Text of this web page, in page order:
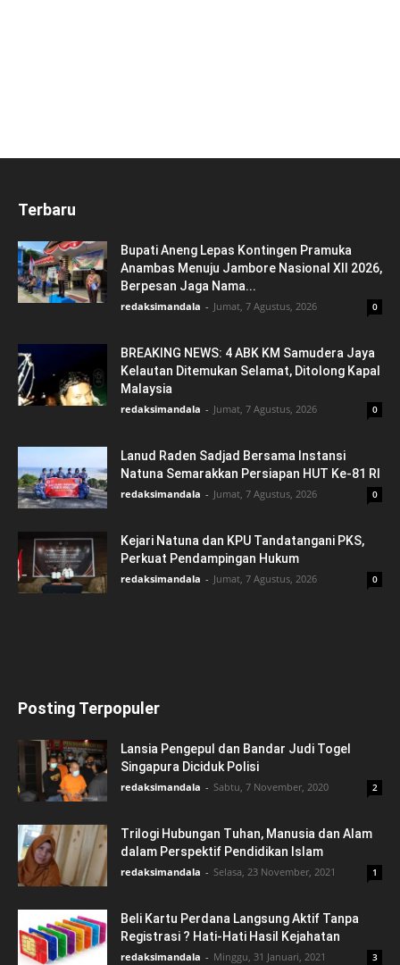
Terbaru
Bupati Aneng Lepas Kontingen Pramuka
Anambas Menuju Jambore Nasional XII 2026,
Berpesan Jaga Nama...
redaksimandala - Jumat, 7 Agustus, 2026 0
BREAKING NEWS: 4 ABK KM Samudera Jaya
Kelautan Ditemukan Selamat, Ditolong Kapal
Malaysia
redaksimandala - Jumat, 7 Agustus, 2026 0
Lanud Raden Sadjad Bersama Instansi
Natuna Semarakkan Persiapan HUT Ke-81 RI
redaksimandala - Jumat, 7 Agustus, 2026 0
Kejari Natuna dan KPU Tandatangani PKS,
Perkuat Pendampingan Hukum
redaksimandala - Jumat, 7 Agustus, 2026 0
Posting Terpopuler
Lansia Pengepul dan Bandar Judi Togel
Singapura Diciduk Polisi
redaksimandala - Sabtu, 7 November, 2020 2
Trilogi Hubungan Tuhan, Manusia dan Alam
dalam Perspektif Pendidikan Islam
redaksimandala - Selasa, 23 November, 2021 1
Beli Kartu Perdana Langsung Aktif Tanpa
Registrasi ? Hati-Hati Hasil Kejahatan
redaksimandala - Minggu, 31 Januari, 2021 3